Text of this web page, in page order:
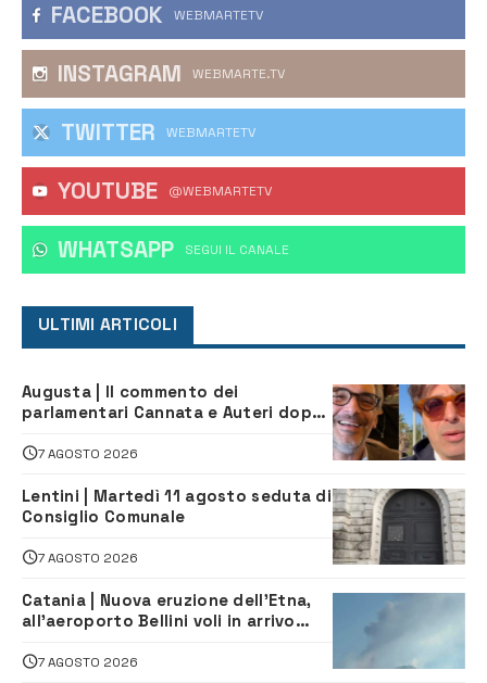
FACEBOOK WEBMARTETV
INSTAGRAM WEBMARTE.TV
TWITTER WEBMARTETV
YOUTUBE @WEBMARTETV
WHATSAPP ‎SEGUI IL CANALE
ULTIMI ARTICOLI
Augusta | Il commento dei
parlamentari Cannata e Auteri dopo
depuratore
7 AGOSTO 2026
Lentini | Martedì 11 agosto seduta di
Consiglio Comunale
7 AGOSTO 2026
Catania | Nuova eruzione dell’Etna,
all’aeroporto Bellini voli in arrivo
7 AGOSTO 2026